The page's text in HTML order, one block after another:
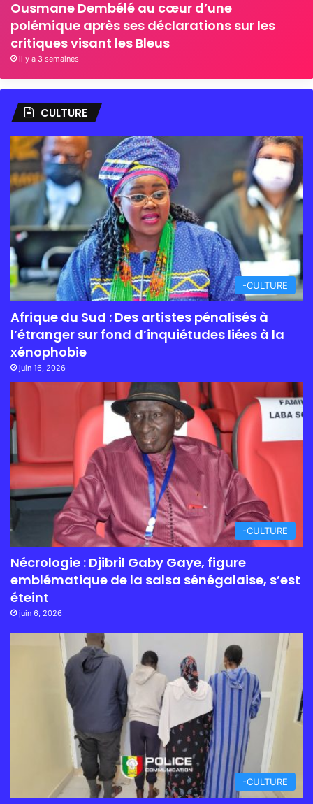
Ousmane Dembélé au cœur d’une
polémique après ses déclarations sur les
critiques visant les Bleus
il y a 3 semaines
CULTURE
-CULTURE
Afrique du Sud : Des artistes pénalisés à
l’étranger sur fond d’inquiétudes liées à la
xénophobie
juin 16, 2026
-CULTURE
Nécrologie : Djibril Gaby Gaye, figure
emblématique de la salsa sénégalaise, s’est
éteint
juin 6, 2026
-CULTURE